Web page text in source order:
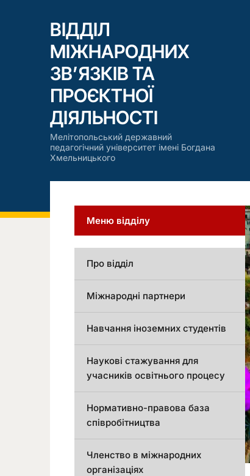
ВІДДІЛ
МІЖНАРОДНИХ
ЗВ’ЯЗКІВ ТА
ПРОЄКТНОЇ
ДІЯЛЬНОСТІ
Мелітопольський державний
педагогічний університет імені Богдана
Хмельницького
Меню відділу
Про відділ
Міжнародні партнери
Навчання іноземних студентів
Наукові стажування для
учасників освітнього процесу
Нормативно-правова база
співробітництва
Членство в міжнародних
організаціях